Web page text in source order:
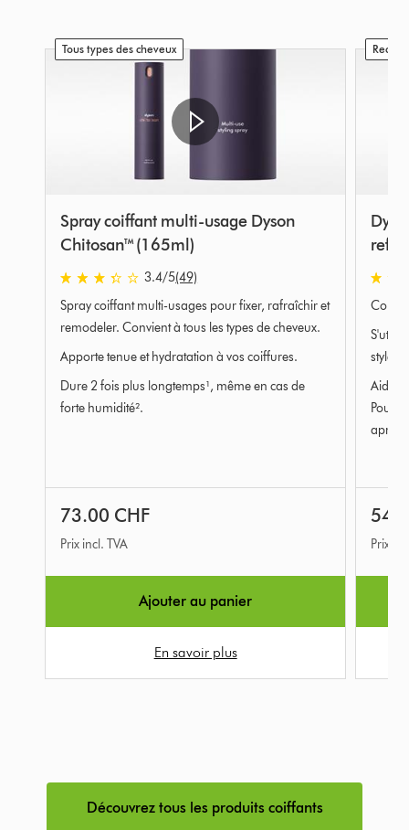
Tous types des cheveux
Spray coiffant multi-usage Dyson
Chitosan™ (165ml)
3.4
stars
out
5
from
49
3.4/5(49)
Spray coiffant multi-usages pour fixer, rafraîchir et
remodeler. Convient à tous les types de cheveux.
Apporte tenue et hydratation à vos coiffures.
Dure 2 fois plus longtemps¹, même en cas de
forte humidité².
73.00 CHF
Prix incl. TVA
Ajouter au panier
En savoir plus
refill
4.5
stars
out
5
from
646
Avis
Conçu
style.
Aide à
Pour
après
Prix
Découvrez tous les produits coiffants